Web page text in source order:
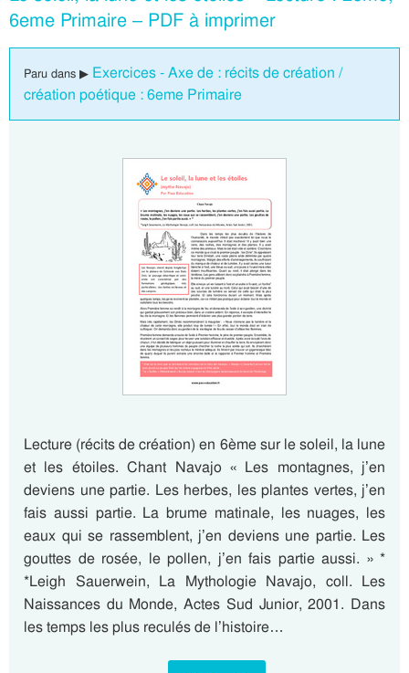
6eme Primaire – PDF à imprimer
Paru dans ▶ Exercices - Axe de : récits de création /
création poétique : 6eme Primaire
Lecture (récits de création) en 6ème sur le soleil, la lune
et les étoiles. Chant Navajo « Les montagnes, j’en
deviens une partie. Les herbes, les plantes vertes, j’en
fais aussi partie. La brume matinale, les nuages, les
eaux qui se rassemblent, j’en deviens une partie. Les
gouttes de rosée, le pollen, j’en fais partie aussi. » *
*Leigh Sauerwein, La Mythologie Navajo, coll. Les
Naissances du Monde, Actes Sud Junior, 2001. Dans
les temps les plus reculés de l’histoire…